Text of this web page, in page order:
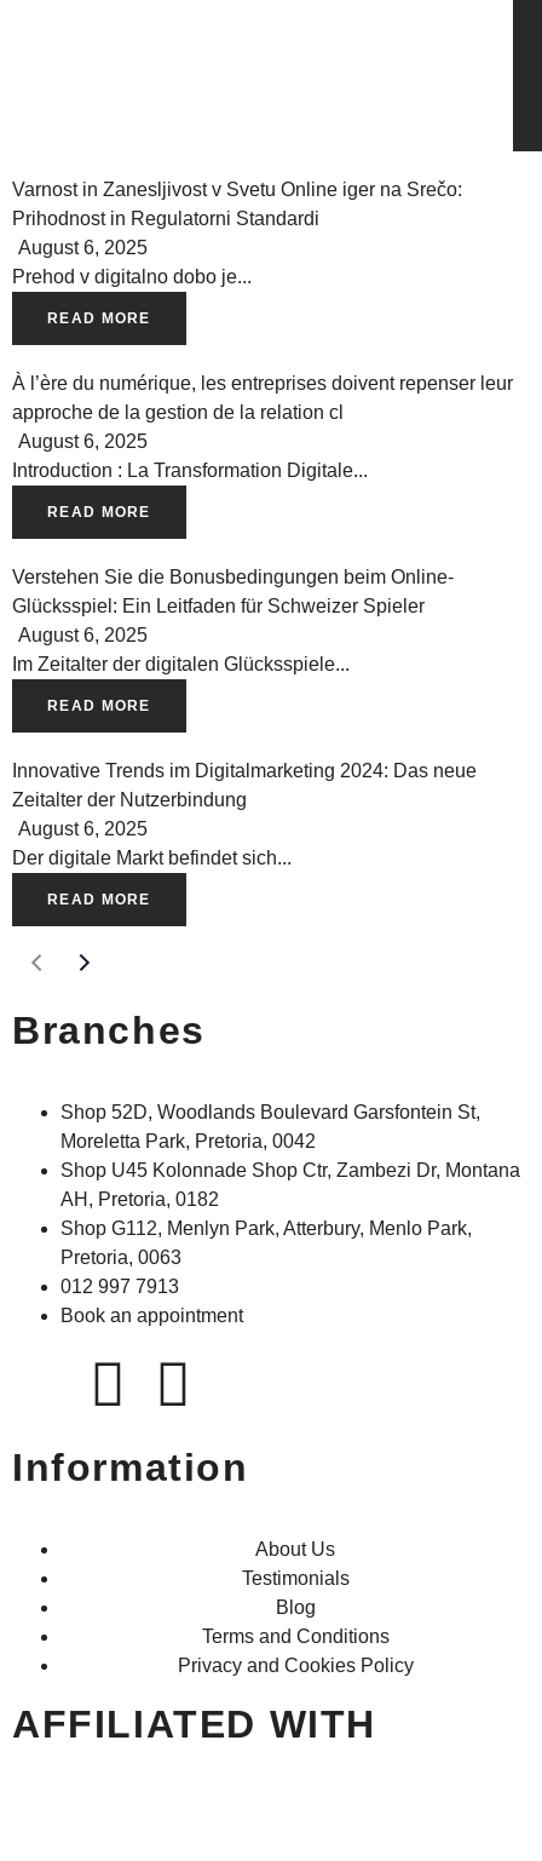
Varnost in Zanesljivost v Svetu Online iger na Srečo:
Prihodnost in Regulatorni Standardi
August 6, 2025
Prehod v digitalno dobo je...
READ MORE
À l’ère du numérique, les entreprises doivent repenser leur
approche de la gestion de la relation cl
August 6, 2025
Introduction : La Transformation Digitale...
READ MORE
Verstehen Sie die Bonusbedingungen beim Online-
Glücksspiel: Ein Leitfaden für Schweizer Spieler
August 6, 2025
Im Zeitalter der digitalen Glücksspiele...
READ MORE
Innovative Trends im Digitalmarketing 2024: Das neue
Zeitalter der Nutzerbindung
August 6, 2025
Der digitale Markt befindet sich...
READ MORE
Branches
Shop 52D, Woodlands Boulevard Garsfontein St,
Moreletta Park, Pretoria, 0042
Shop U45 Kolonnade Shop Ctr, Zambezi Dr, Montana
AH, Pretoria, 0182
Shop G112, Menlyn Park, Atterbury, Menlo Park,
Pretoria, 0063
012 997 7913
Book an appointment
Information
About Us
Testimonials
Blog
Terms and Conditions
Privacy and Cookies Policy
AFFILIATED WITH